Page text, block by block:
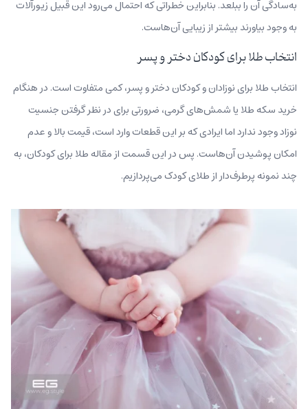
به‌سادگی آن را ببلعد. بنابراین خطراتی که احتمال می‌رود این قبیل زیورآلات
به وجود بیاورند بیشتر از زیبایی آن‌هاست.
انتخاب طلا برای کودکان دختر و پسر
انتخاب طلا برای نوزادان و کودکان دختر و پسر، کمی متفاوت است. در هنگام
خرید سکه طلا یا شمش‌های گرمی، ضرورتی برای در نظر گرفتن جنسیت
نوزاد وجود ندارد اما ایرادی که بر این قطعات وارد است، قیمت بالا و عدم
امکان پوشیدن آن‌هاست. پس در این قسمت از مقاله طلا برای کودکان، به
چند نمونه پرطرف‌دار از طلای کودک می‌پردازیم.